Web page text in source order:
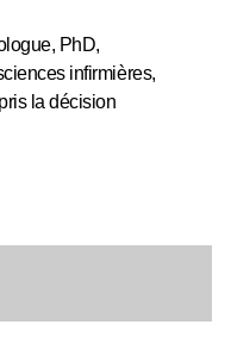
PhD,
infirmières,
la décision